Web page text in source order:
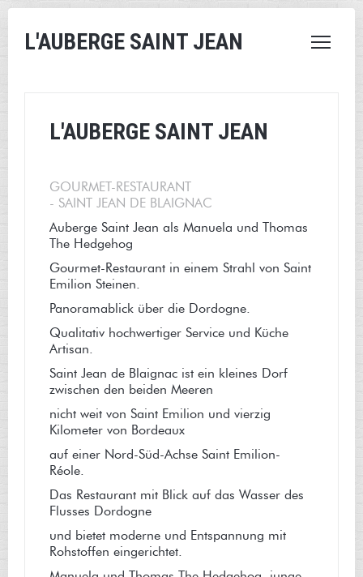
L'AUBERGE SAINT JEAN
L'AUBERGE SAINT JEAN
GOURMET-RESTAURANT
- SAINT JEAN DE BLAIGNAC
Auberge Saint Jean als Manuela und Thomas
The Hedgehog
Gourmet-Restaurant in einem Strahl von Saint
Emilion Steinen.
Panoramablick über die Dordogne.
Qualitativ hochwertiger Service und Küche
Artisan.
Saint Jean de Blaignac ist ein kleines Dorf
zwischen den beiden Meeren
nicht weit von Saint Emilion und vierzig
Kilometer von Bordeaux
auf einer Nord-Süd-Achse Saint Emilion-
Réole.
Das Restaurant mit Blick auf das Wasser des
Flusses Dordogne
und bietet moderne und Entspannung mit
Rohstoffen eingerichtet.